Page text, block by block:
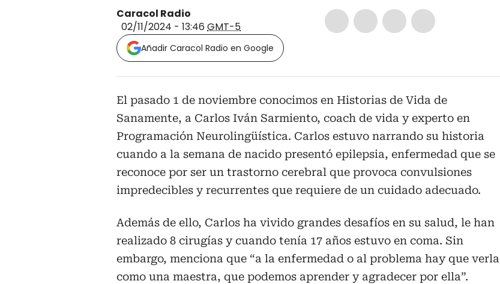
Caracol Radio
02/11/2024 - 13:46 GMT-5
Añadir Caracol Radio en Google
El pasado 1 de noviembre conocimos en Historias de Vida de
Sanamente, a Carlos Iván Sarmiento, coach de vida y experto en
Programación Neurolingüística. Carlos estuvo narrando su historia
cuando a la semana de nacido presentó epilepsia, enfermedad que se
reconoce por ser un trastorno cerebral que provoca convulsiones
impredecibles y recurrentes que requiere de un cuidado adecuado.
Además de ello, Carlos ha vivido grandes desafíos en su salud, le han
realizado 8 cirugías y cuando tenía 17 años estuvo en coma. Sin
embargo, menciona que “a la enfermedad o al problema hay que verla
como una maestra, que podemos aprender y agradecer por ella”.